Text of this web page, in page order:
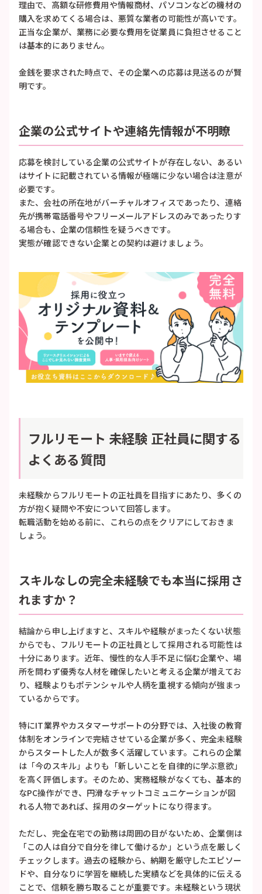
理由で、高額な研修費用や情報商材、パソコンなどの機材の
購入を求めてくる場合は、悪質な業者の可能性が高いです。
正当な企業が、業務に必要な費用を従業員に負担させること
は基本的にありません。
金銭を要求された時点で、その企業への応募は見送るのが賢
明です。
企業の公式サイトや連絡先情報が不明瞭
応募を検討している企業の公式サイトが存在しない、あるい
はサイトに記載されている情報が極端に少ない場合は注意が
必要です。
また、会社の所在地がバーチャルオフィスであったり、連絡
先が携帯電話番号やフリーメールアドレスのみであったりす
る場合も、企業の信頼性を疑うべきです。
実態が確認できない企業との契約は避けましょう。
フルリモート 未経験 正社員に関する
よくある質問
未経験からフルリモートの正社員を目指すにあたり、多くの
方が抱く疑問や不安について回答します。
転職活動を始める前に、これらの点をクリアにしておきま
しょう。
スキルなしの完全未経験でも本当に採用さ
れますか？
結論から申し上げますと、スキルや経験がまったくない状態
からでも、フルリモートの正社員として採用される可能性は
十分にあります。近年、慢性的な人手不足に悩む企業や、場
所を問わず優秀な人材を確保したいと考える企業が増えてお
り、経験よりもポテンシャルや人柄を重視する傾向が強まっ
ているからです。
特にIT業界やカスタマーサポートの分野では、入社後の教育
体制をオンラインで完結させている企業が多く、完全未経験
からスタートした人が数多く活躍しています。これらの企業
は「今のスキル」よりも「新しいことを自律的に学ぶ意欲」
を高く評価します。そのため、実務経験がなくても、基本的
なPC操作ができ、円滑なチャットコミュニケーションが図
れる人物であれば、採用のターゲットになり得ます。
ただし、完全在宅での勤務は周囲の目がないため、企業側は
「この人は自分で自分を律して働けるか」という点を厳しく
チェックします。過去の経験から、納期を厳守したエピソー
ドや、自分なりに学習を継続した実績などを具体的に伝える
ことで、信頼を勝ち取ることが重要です。未経験という現状